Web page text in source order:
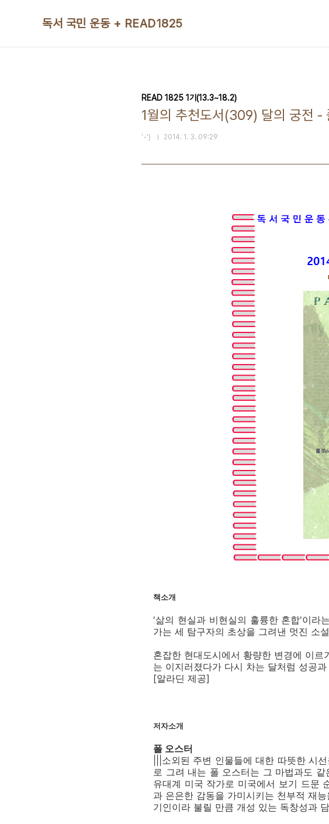
독서 국민 운동 + READ1825
READ 1825 1기(13.3~18.2)
1월의 추천도서(309) 달의 궁전 -
'-') 2014. 1. 3. 09:29
책소개
'삶의 현실과 비현실의 훌륭한 혼합'이라
가는 세 탐구자의 초상을 그려낸 멋진 소
혼잡한 현대도시에서 황량한 변경에 이
는 이지러졌다가 다시 차는 달처럼 성공
[알라딘 제공]
저자소개
폴 오스터
|||소외된 주변 인물들에 대한 따뜻한 시
로 그려 내는 폴 오스터는 그 마법과도
유대계 미국 작가로 미국에서 보기 드문
과 은은한 감동을 가미시키는 천부적 재
기인이라 불릴 만큼 개성 있는 독창성과